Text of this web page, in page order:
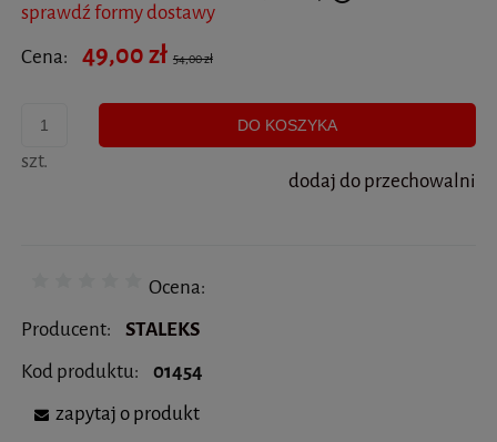
Cena nie zawiera ewentualnych kosztów płatności
sprawdź formy dostawy
Cena:
49,00 zł 54,00 zł
szt.
DO KOSZYKA
dodaj do przechowalni
Ocena:
Producent:
STALEKS
Kod produktu:
01454
zapytaj o produkt